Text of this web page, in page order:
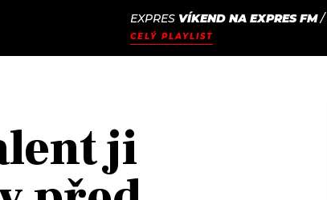
SEZNAM.CZ
EXPRES VÍKEND NA EXPRES FM/
CELÝ PLAYLIST
ji